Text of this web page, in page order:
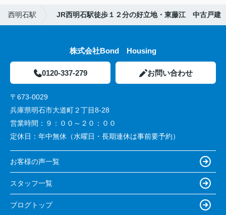
西明石駅 JR西明石駅徒歩１２分の好立地・東藤江 中古戸建
株式会社Bond Housing
0120-337-279 お問い合わせ
〒673-0029
兵庫県明石市大道町２丁目8-28
営業時間： ９：００～２０：００
定休日： 年中無休（水曜日・長期連休は事前要予約）
お客様の声一覧
スタッフ一覧
ブログトップ